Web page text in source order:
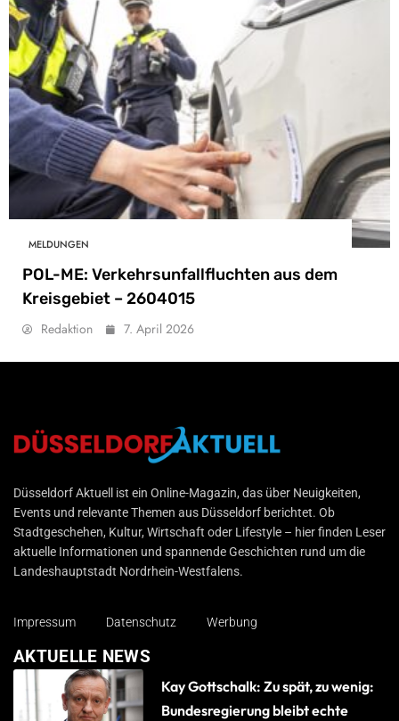
MELDUNGEN
POL-ME: Verkehrsunfallfluchten aus dem
Kreisgebiet – 2604015
Redaktion 7. April 2026
Düsseldorf Aktuell
Düsseldorf Aktuell ist ein Online-Magazin, das über Neuigkeiten,
Events und relevante Themen aus Düsseldorf berichtet. Ob
Stadtgeschehen, Kultur, Wirtschaft oder Lifestyle – hier finden Leser
aktuelle Informationen und spannende Geschichten rund um die
Landeshauptstadt Nordrhein-Westfalens.
Impressum Datenschutz Werbung
AKTUELLE NEWS
Kay Gottschalk: Zu spät, zu wenig:
Bundesregierung bleibt echte